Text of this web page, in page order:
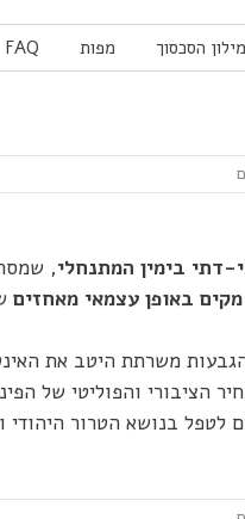
מילון הסכסוך מפות FAQ
דתי בימין המתנחלי,
מקים באופן עצמאי מאחזים
הגבעות משרתת היטב את
הציבורי והפוליטי של
לטפל בנושא הטרור